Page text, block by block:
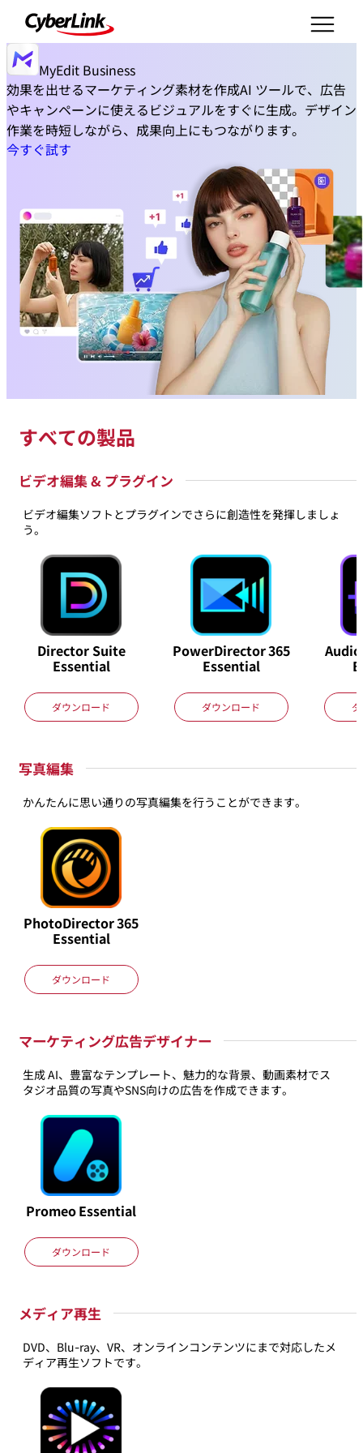
MyEdit Business
効果を出せるマーケティング素材を作成AI ツールで、広告
やキャンペーンに使えるビジュアルをすぐに生成。デザイン
作業を時短しながら、成果向上にもつながります。
今すぐ試す
すべての製品
ビデオ編集 & プラグイン
ビデオ編集ソフトとプラグインでさらに創造性を発揮しましょ
う。
Director Suite
Essential
ダウンロード
PowerDirector365
Essential
ダウンロード
写真編集
かんたんに思い通りの写真編集を行うことができます。
PhotoDirector365
Essential
ダウンロード
マーケティング広告デザイナー
生成 AI、豊富なテンプレート、魅力的な背景、動画素材でス
タジオ品質の写真やSNS向けの広告を作成できます。
PromeoEssential
ダウンロード
メディア再生
DVD、Blu-ray、VR、オンラインコンテンツにまで対応したメ
ディア再生ソフトです。